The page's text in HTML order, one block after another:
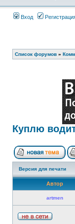
Вход
Список форумов »
Куплю
Версия для печати
Автор
artmen